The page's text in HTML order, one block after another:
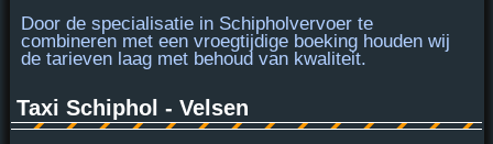
Door de specialisatie in Schipholvervoer te
combineren met een vroegtijdige boeking houden wij
de tarieven laag met behoud van kwaliteit.
Taxi Schiphol - Velsen